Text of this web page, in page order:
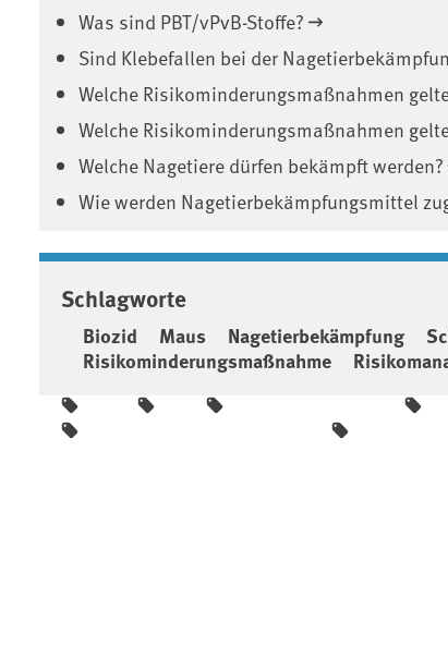
Was sind PBT/vPvB-Stoffe?
Sind Klebefallen bei der
Welche Risikominderungsmaßnahmen
Welche Risikominderungsmaßnahmen
Welche Nagetiere dürfen bekämpft werden?
Wie werden Nagetierbekämpfungsmittel
Schlagworte
Biozid Maus Nagetierbekämpfung
Risikominderungsmaßnahme